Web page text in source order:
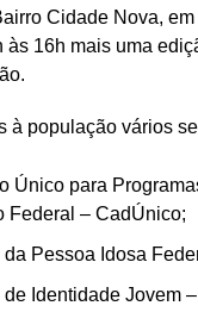
Cidade Nova,
às 16h mais uma
à população vários
Único para
Federal – CadÚnico;
Pessoa Idosa
Identidade Jovem